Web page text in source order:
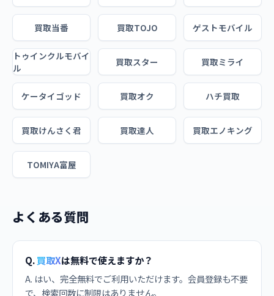
買取当番 買取TOJO ゲストモバイル
トゥインクルモバイ
ル
買取スター 買取ミライ
ケータイゴッド 買取オク ハチ買取
買取けんさく君 買取達人 買取エノキング
TOMIYA富屋
よくある質問
Q.買取Xは無料で使えますか？
A. はい、完全無料でご利用いただけます。会員登録も不要
で、検索回数に制限はありません。